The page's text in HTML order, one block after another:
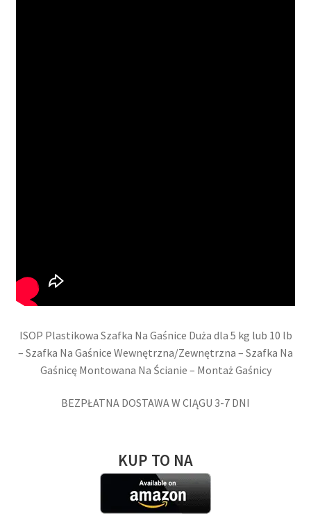
ISOP Plastikowa Szafka Na Gaśnice Duża dla 5 kg lub 10 lb
– Szafka Na Gaśnice Wewnętrzna/Zewnętrzna – Szafka Na
Gaśnicę Montowana Na Ścianie – Montaż Gaśnicy
BEZPŁATNA DOSTAWA W CIĄGU 3-7 DNI
KUP TO NA